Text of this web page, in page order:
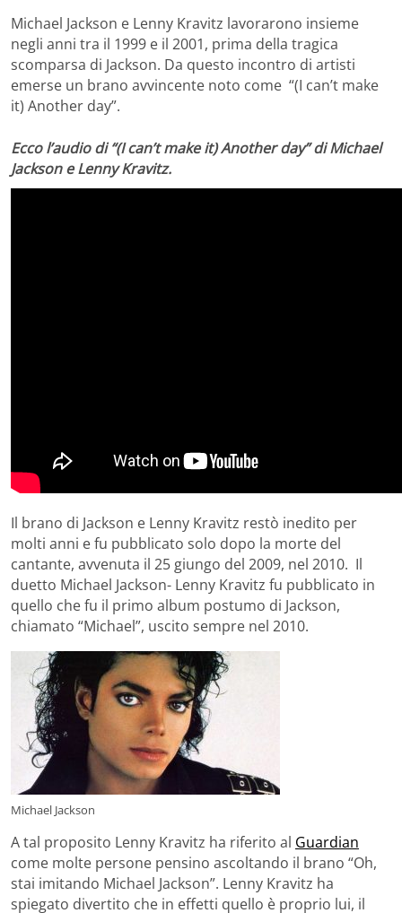
Michael Jackson e Lenny Kravitz lavorarono insieme
negli anni tra il 1999 e il 2001, prima della tragica
scomparsa di Jackson. Da questo incontro di artisti
emerse un brano avvincente noto come “(I can’t make
it) Another day”.
Ecco l’audio di “(I can’t make it) Another day” di Michael
Jackson e Lenny Kravitz.
Il brano di Jackson e Lenny Kravitz restò inedito per
molti anni e fu pubblicato solo dopo la morte del
cantante, avvenuta il 25 giungo del 2009, nel 2010. Il
duetto Michael Jackson- Lenny Kravitz fu pubblicato in
quello che fu il primo album postumo di Jackson,
chiamato “Michael”, uscito sempre nel 2010.
Michael Jackson
A tal proposito Lenny Kravitz ha riferito al Guardian
come molte persone pensino ascoltando il brano “Oh,
stai imitando Michael Jackson”. Lenny Kravitz ha
spiegato divertito che in effetti quello è proprio lui, il